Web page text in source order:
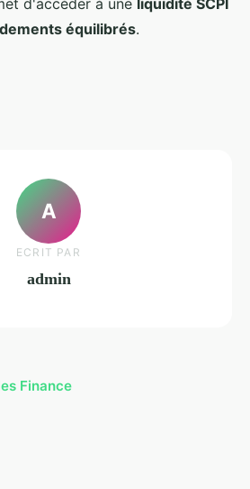
d'accéder à une liquidité SCPI
équilibrés.
A
ECRIT PAR
admin
Finance